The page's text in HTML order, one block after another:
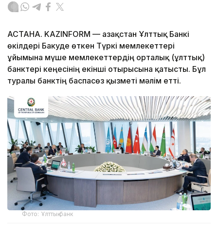
АСТАНА. KAZINFORM — Қазақстан Ұлттық Банкі
өкілдері Бакуде өткен Түркі мемлекеттері
ұйымына мүше мемлекеттердің орталық (ұлттық)
банктері кеңесінің екінші отырысына қатысты. Бұл
туралы банктің баспасөз қызметі мәлім етті.
Фото: Ұлттық банк